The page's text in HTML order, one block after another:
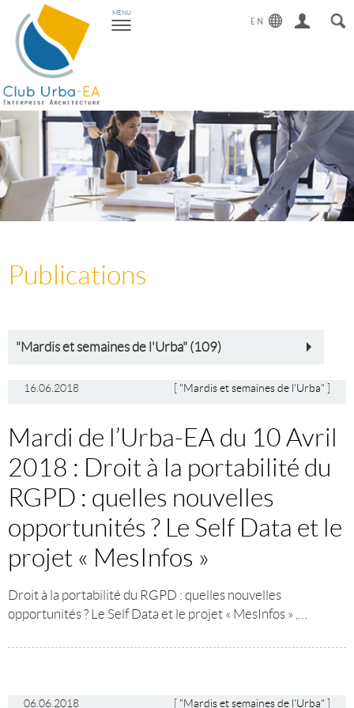
Toggle
navigation
MENU
Publications
"Mardis et semaines de l'Urba" (109)
16.06.2018 "Mardis et semaines de l'Urba"
Mardi de l’Urba-EA du 10 Avril
2018 : Droit à la portabilité du
RGPD : quelles nouvelles
opportunités ? Le Self Data et le
projet « MesInfos »
Droit à la portabilité du RGPD : quelles nouvelles
opportunités ? Le Self Data et le projet « MesInfos » ,…
06.06.2018 "Mardis et semaines de l'Urba"